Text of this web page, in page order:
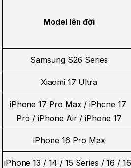
Model lên đời
Samsung S26 Series
Xiaomi 17 Ultra
iPhone 17 Pro Max / iPhone 17
Pro / iPhone Air / iPhone 17
iPhone 16 Pro Max
iPhone 13 / 14 / 15 Series / 16 / 16